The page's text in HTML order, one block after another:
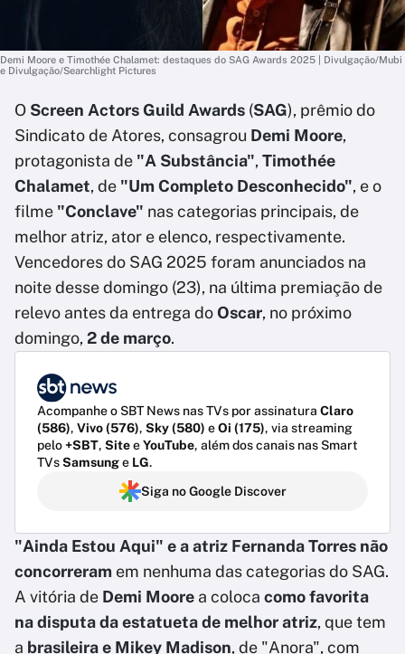
Demi Moore e Timothée Chalamet: destaques do SAG Awards 2025 | Divulgação/Mubi
e Divulgação/Searchlight Pictures
O Screen Actors Guild Awards (SAG), prêmio do
Sindicato de Atores, consagrou Demi Moore,
protagonista de "A Substância", Timothée
Chalamet, de "Um Completo Desconhecido", e o
filme "Conclave" nas categorias principais, de
melhor atriz, ator e elenco, respectivamente.
Vencedores do SAG 2025 foram anunciados na
noite desse domingo (23), na última premiação de
relevo antes da entrega doOscar, no próximo
domingo, 2 de março.
Acompanhe o SBT News nas TVs por assinatura Claro
(586), Vivo (576), Sky (580) eOi (175), via streaming
pelo+SBT, SiteeYouTube, além dos canais nas Smart
TVsSamsunge LG.
Siga no Google Discover
"Ainda Estou Aqui" e a atriz Fernanda Torres não
concorreram em nenhuma das categorias do SAG.
A vitória de Demi Moore a coloca como favorita
nadisputa da estatueta de melhor atriz, que tem
a brasileira e Mikey Madison, de "Anora", com